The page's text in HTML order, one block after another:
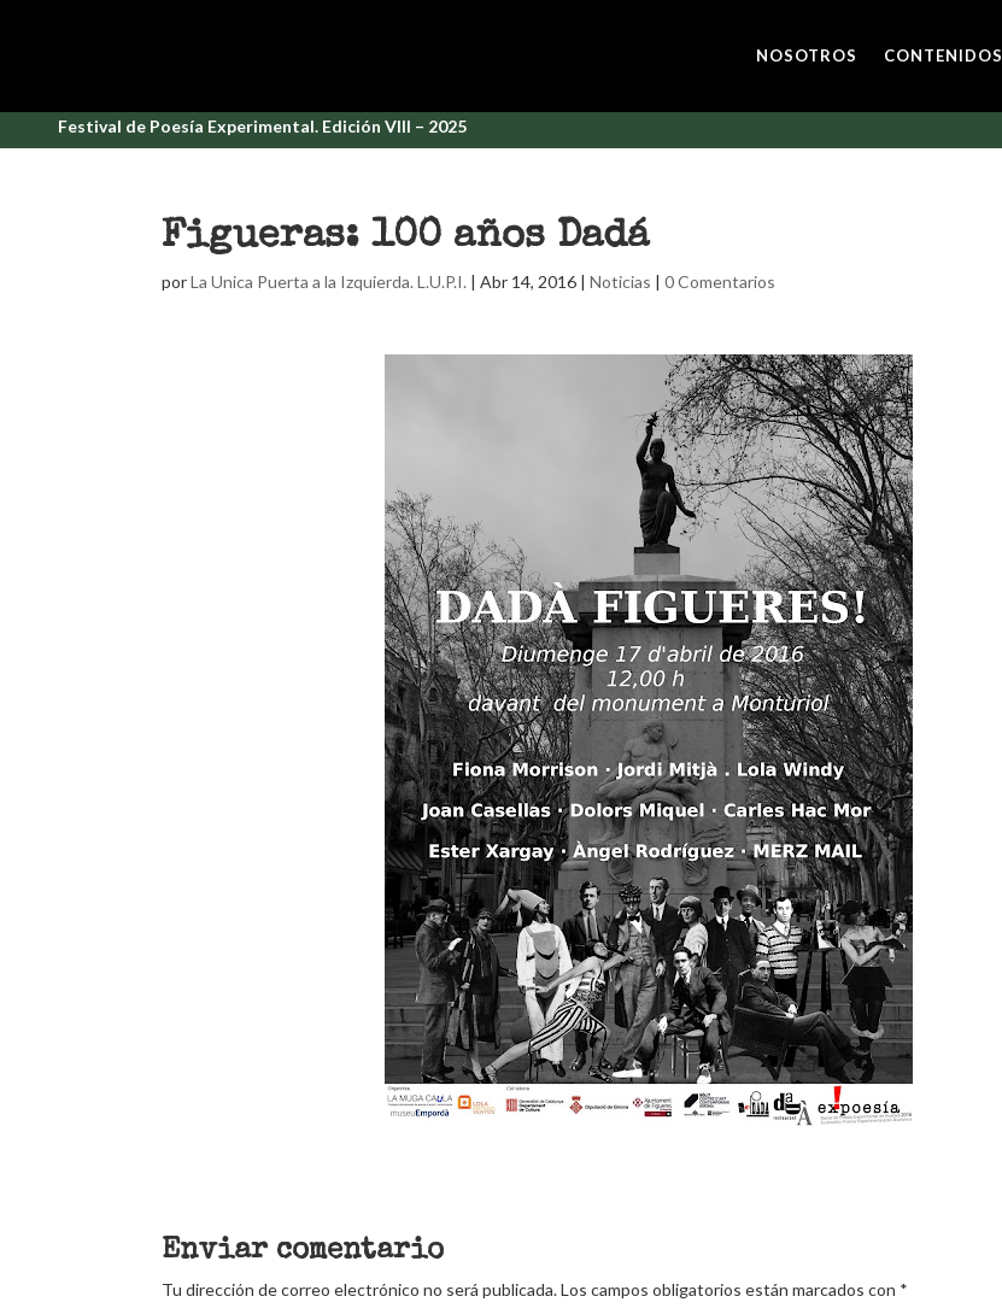
NOSOTROS CONTENIDOS
Festival de Poesía Experimental. Edición VIII – 2025
Figueras: 100 años Dadá
porLa Unica Puerta a la Izquierda. L.U.P.I. |Abr 14, 2016 |Noticias |0 Comentarios
Enviar comentario
Tu dirección de correo electrónico no será publicada. Los campos obligatorios están marcados con *